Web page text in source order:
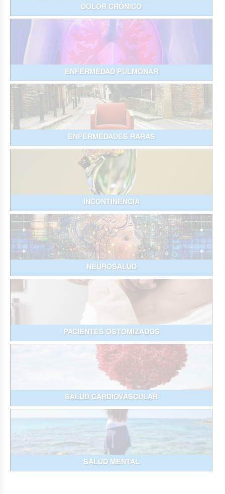
DOLOR CRÓNICO
ENFERMEDAD PULMONAR
ENFERMEDADES RARAS
INCONTINENCIA
NEUROSALUD
PACIENTES OSTOMIZADOS
SALUD CARDIOVASCULAR
SALUD MENTAL